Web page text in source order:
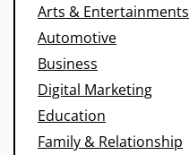
Arts & Entertainments
Automotive
Business
Digital Marketing
Education
Family & Relationship